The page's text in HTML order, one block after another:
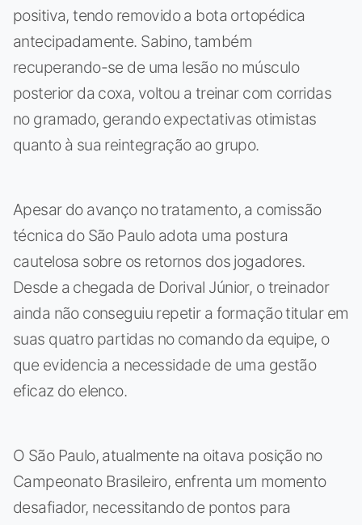
positiva, tendo removido a bota ortopédica
antecipadamente. Sabino, também
recuperando-se de uma lesão no músculo
posterior da coxa, voltou a treinar com corridas
no gramado, gerando expectativas otimistas
quanto à sua reintegração ao grupo.
Apesar do avanço no tratamento, a comissão
técnica do São Paulo adota uma postura
cautelosa sobre os retornos dos jogadores.
Desde a chegada de Dorival Júnior, o treinador
ainda não conseguiu repetir a formação titular em
suas quatro partidas no comando da equipe, o
que evidencia a necessidade de uma gestão
eficaz do elenco.
O São Paulo, atualmente na oitava posição no
Campeonato Brasileiro, enfrenta um momento
desafiador, necessitando de pontos para